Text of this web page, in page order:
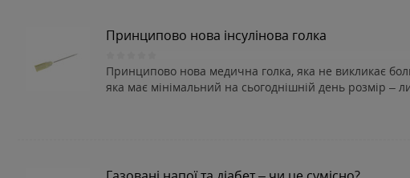
Принципово нова інсулінова голка
Принципово нова медична голка, яка не викликає
яка має мінімальний на сьогоднішній день розмір –